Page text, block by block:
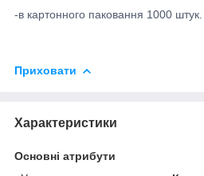
-в картонного паковання 1000 штук.
Приховати
Характеристики
Основні атрибути